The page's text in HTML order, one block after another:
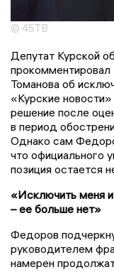
© 45ТВ
Депутат Курской
прокомментировал
Томанова об
«Курские
решение после
в период
Однако сам
что официального
позиция остается
«Исключить меня
– ее больше нет»
Федоров
руководителем
намерен